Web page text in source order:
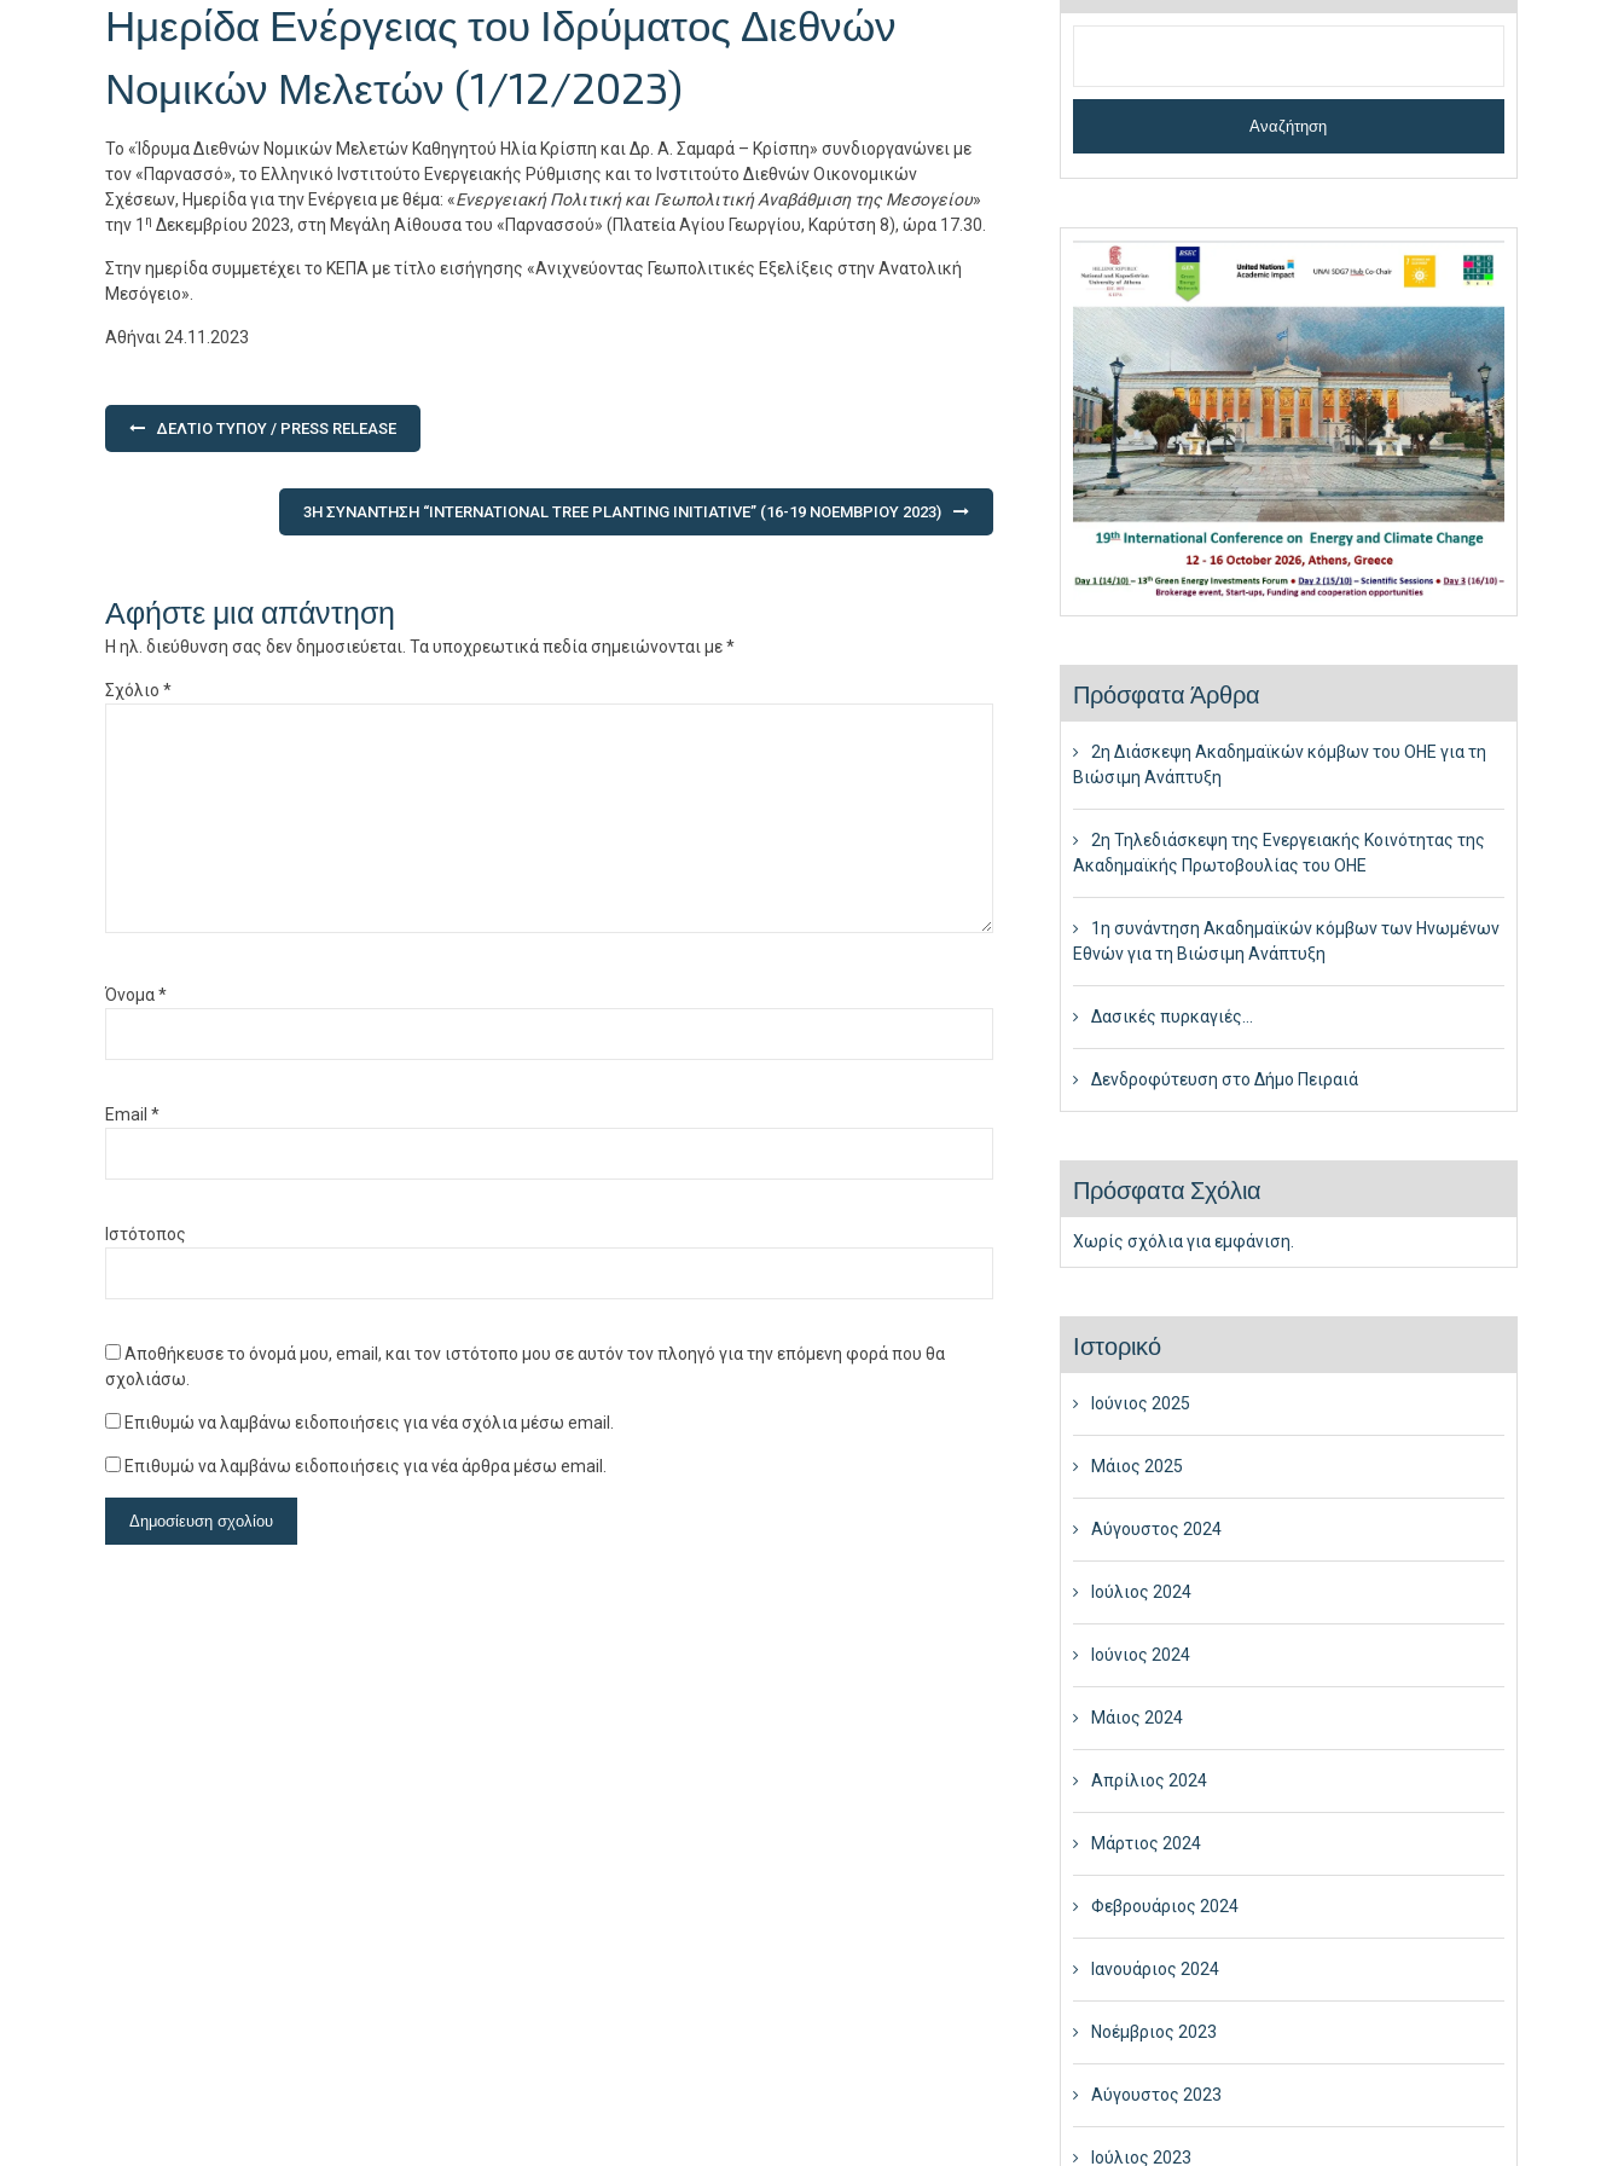
Ημερίδα Ενέργειας του Ιδρύματος Διεθνών
Νομικών Μελετών (1/12/2023)
Το «Ίδρυμα Διεθνών Νομικών Μελετών Καθηγητού Ηλία Κρίσπη και Δρ. Α. Σαμαρά – Κρίσπη» συνδιοργανώνει με
τον «Παρνασσό», το Ελληνικό Ινστιτούτο Ενεργειακής Ρύθμισης και το Ινστιτούτο Διεθνών Οικονομικών
Σχέσεων, Ημερίδα για την Ενέργεια με θέμα: «Ενεργειακή Πολιτική και Γεωπολιτική Αναβάθμιση της Μεσογείου»
την 1 η Δεκεμβρίου 2023, στη Μεγάλη Αίθουσα του «Παρνασσού» (Πλατεία Αγίου Γεωργίου, Καρύτση 8), ώρα 17.30.
Στην ημερίδα συμμετέχει το ΚΕΠΑ με τίτλο εισήγησης «Ανιχνεύοντας Γεωπολιτικές Εξελίξεις στην Ανατολική
Μεσόγειο».
Αθήναι 24.11.2023
Πλοήγηση
άρθρων
ΔΕΛΤΊΟ ΤΎΠΟΥ / PRESS RELEASE
3Η ΣΥΝΆΝΤΗΣΗ “INTERNATIONAL TREE PLANTING INITIATIVE” (16-19 ΝΟΕΜΒΡΊΟΥ 2023)
Αφήστε μια απάντηση
Η ηλ. διεύθυνση σας δεν δημοσιεύεται. Τα υποχρεωτικά πεδία σημειώνονται με*
Σχόλιο *
Όνομα*
Email *
Ιστότοπος
Αποθήκευσε το όνομά μου, email, και τον ιστότοπο μου σε αυτόν τον πλοηγό για την επόμενη φορά που θα
σχολιάσω.
Επιθυμώ να λαμβάνω ειδοποιήσεις για νέα σχόλια μέσω email.
Επιθυμώ να λαμβάνω ειδοποιήσεις για νέα άρθρα μέσω email.
Αναζήτηση
Πρόσφατα Άρθρα
2η Διάσκεψη Ακαδημαϊκών κόμβων του ΟΗΕ για τη
Βιώσιμη Ανάπτυξη
2η Τηλεδιάσκεψη της Ενεργειακής Κοινότητας της
Ακαδημαϊκής Πρωτοβουλίας του ΟΗΕ
1η συνάντηση Ακαδημαϊκών κόμβων των Ηνωμένων
Εθνών για τη Βιώσιμη Ανάπτυξη
Δασικές πυρκαγιές…
Δενδροφύτευση στο Δήμο Πειραιά
Πρόσφατα Σχόλια
Χωρίς σχόλια για εμφάνιση.
Ιστορικό
Ιούνιος 2025
Μάιος 2025
Αύγουστος 2024
Ιούλιος 2024
Ιούνιος 2024
Μάιος 2024
Απρίλιος 2024
Μάρτιος 2024
Φεβρουάριος 2024
Ιανουάριος 2024
Νοέμβριος 2023
Αύγουστος 2023
Ιούλιος 2023